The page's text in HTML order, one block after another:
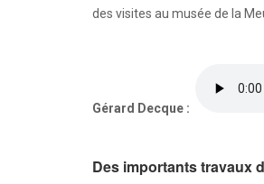
des visites au musée de la
Gérard Decque :
Des importants travaux